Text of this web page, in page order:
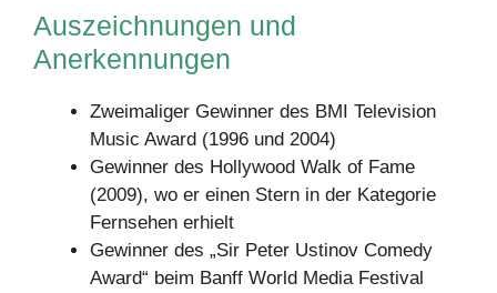
Auszeichnungen und
Anerkennungen
Zweimaliger Gewinner des BMI Television
Music Award (1996 und 2004)
Gewinner des Hollywood Walk of Fame
(2009), wo er einen Stern in der Kategorie
Fernsehen erhielt
Gewinner des „Sir Peter Ustinov Comedy
Award“ beim Banff World Media Festival